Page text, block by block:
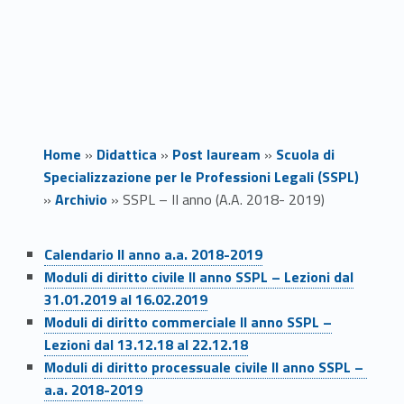
Home » Didattica » Post lauream » Scuola di
Specializzazione per le Professioni Legali (SSPL)
» Archivio» SSPL – II anno (A.A. 2018- 2019)
S
P
L
Link identifier #identifier__184071-1
Calendario II anno a.a. 2018-2019
Link identifier #identifier__27251-2
Moduli di diritto civile II anno SSPL – Lezioni dal
31.01.2019 al 16.02.2019
Link identifier #identifier__149996-3
Moduli di diritto commerciale II anno SSPL –
Lezioni dal 13.12.18 al 22.12.18
Link identifier #identifier__51968-4
Moduli di diritto processuale civile II anno SSPL –
a.a. 2018-2019